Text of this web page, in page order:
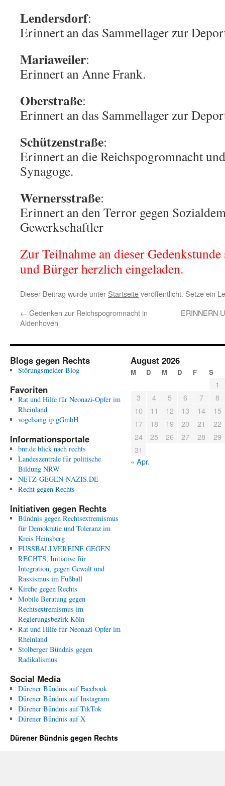
Lendersdorf:
Erinnert an das Sammellager zur
Mariaweiler:
Erinnert an Anne Frank.
Oberstraße:
Erinnert an das Sammellager zur
Schützenstraße:
Erinnert an die Reichspogromnacht
Synagoge.
Wernersstraße:
Erinnert an den Terror gegen
Gewerkschaftler
Zur Teilnahme an dieser
und Bürger herzlich eingeladen.
Dieser Beitrag wurde unter Startseiteveröffentlicht. Setze ein
← Gedenken zur Reichspogromnacht in
Aldenhoven
ERINNERN
Blogs gegen Rechts
Störungsmelder Blog
Favoriten
Rat und Hilfe für Neonazi-Opfer im
Rheinland
vogelsang ip gGmbH
Informationsportale
bnr.de blick nach rechts
Landeszentrale für politische
Bildung NRW
NETZ-GEGEN-NAZIS.DE
Recht gegen Rechts
Initiativen gegen Rechts
Bündnis gegen Rechtsextremismus
für Demokratie und Toleranz im
Kreis Heinsberg
FUSSBALLVEREINE GEGEN
RECHTS, Initiative für
Integration, gegen Gewalt und
Rassismus im Fußball
Kirche gegen Rechts
Mobile Beratung gegen
Rechtsextremismus im
Regierungsbezirk Köln
Rat und Hilfe für Neonazi-Opfer im
Rheinland
Stolberger Bündnis gegen
Radikalismus
Social Media
Dürener Bündnis auf Facebook
Dürener Bündnis auf Instagram
Dürener Bündnis auf TikTok
Dürener Bündnis auf X
August 2026
M D M D F S
1
3
4 5 6 7
8
10
11 12 13 14
15
17
18 19 20 21
22
24
25 26 27 28
29
31
« Apr.
Dürener Bündnis gegen Rechts